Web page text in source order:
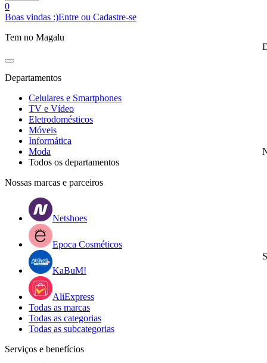
0
Boas vindas :)Entre ou Cadastre-se
Tem no Magalu
Departamentos
Celulares e Smartphones
TV e Vídeo
Eletrodomésticos
Móveis
Informática
Moda
Todos os departamentos
Nossas marcas e parceiros
Netshoes
Epoca Cosméticos
KaBuM!
AliExpress
Todas as marcas
Todas as categorias
Todas as subcategorias
Serviços e benefícios